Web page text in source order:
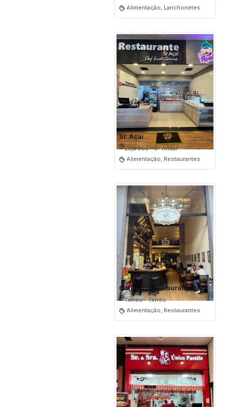
Alimentação, Lanchonetes
Sr. Açaí
Loja 362 - 3º Andar
Alimentação, Restaurantes
Carlinhos Restaurante
Térreo - Térreo
Alimentação, Restaurantes